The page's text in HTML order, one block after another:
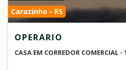
Carazinho - RS
OPERARIO
CASA EM CORREDOR COMERCIAL